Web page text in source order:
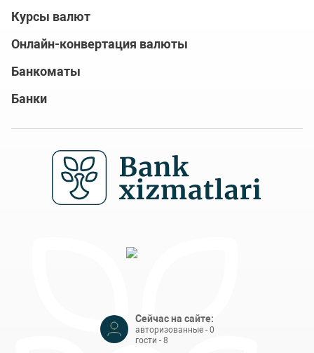
Курсы валют
Онлайн-конвертация валюты
Банкоматы
Банки
Сейчас на сайте:
авторизованные - 0
гости - 8